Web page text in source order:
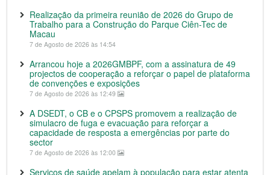
Realização da primeira reunião de 2026 do Grupo de
Trabalho para a Construção do Parque Ciên-Tec de
Macau
7 de Agosto de 2026 às 14:54
Arrancou hoje a 2026GMBPF, com a assinatura de 49
projectos de cooperação a reforçar o papel de plataforma
de convenções e exposições
7 de Agosto de 2026 às 12:49
A DSEDT, o CB e o CPSPS promovem a realização de
simulacro de fuga e evacuação para reforçar a
capacidade de resposta a emergências por parte do
sector
7 de Agosto de 2026 às 12:00
Serviços de saúde apelam à população para estar atenta